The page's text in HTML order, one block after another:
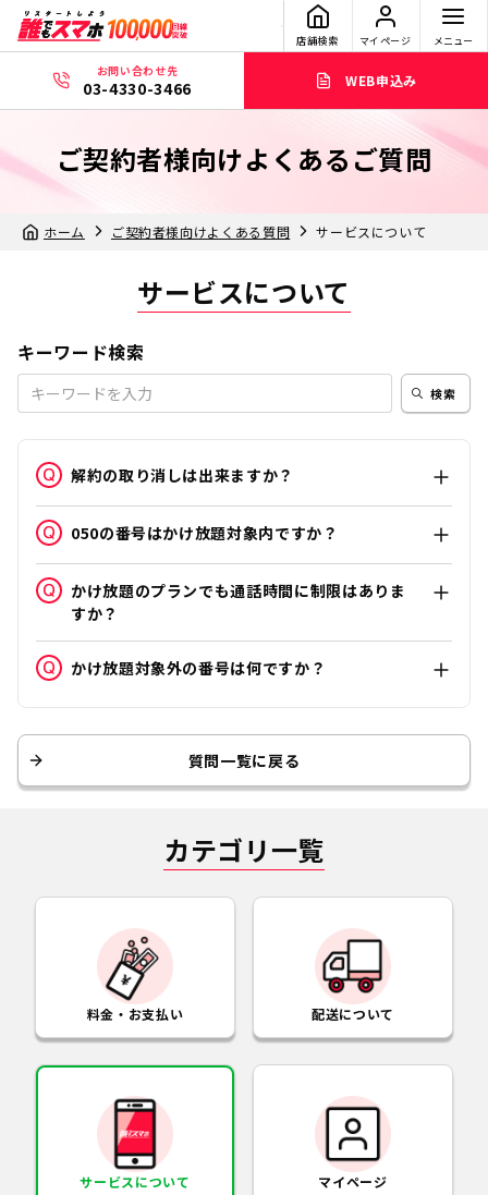
店舗検索 マイページ メニュー
お問い合わせ先
03-4330-3466 WEB申込み
ご契約者様向けよくあるご質問
ホーム ご契約者様向けよくある質問 サービスについて
サービスについて
キーワード検索
検索
解約の取り消しは出来ますか？
050の番号はかけ放題対象内ですか？
かけ放題のプランでも通話時間に制限はありま
すか？
かけ放題対象外の番号は何ですか？
質問一覧に戻る
カテゴリ一覧
料金・お支払い 配送について
サービスについて マイページ